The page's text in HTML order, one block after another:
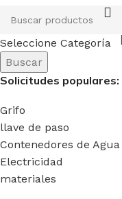
Seleccione Categoría
Buscar
Solicitudes populares:
Grifo
llave de paso
Contenedores de Agua
Electricidad
materiales